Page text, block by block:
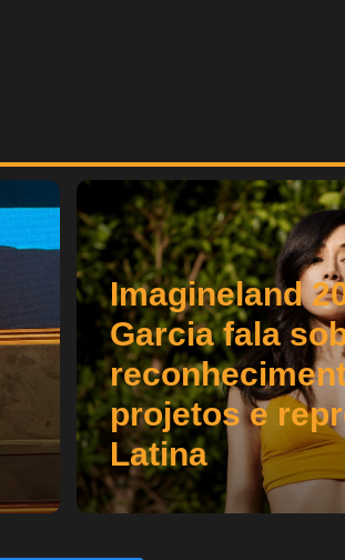
Imagineland
Garcia fala
projetos e
Latina